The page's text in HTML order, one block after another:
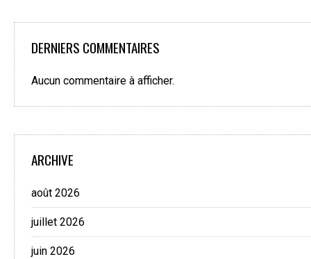
DERNIERS COMMENTAIRES
Aucun commentaire à afficher.
ARCHIVE
août 2026
juillet 2026
juin 2026